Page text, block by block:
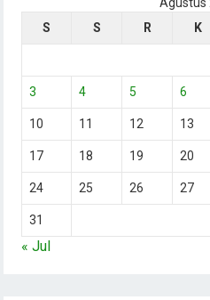
S
S R K
3 4 5 6
10 11 12 13
17 18 19 20
24 25 26 27
31
« Jul